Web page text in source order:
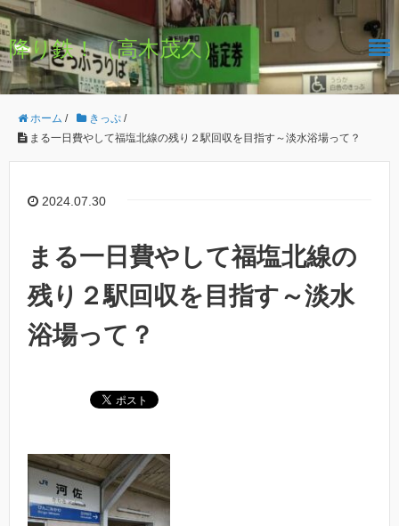
降り鉄！（高木茂久）
ホーム / きっぷ /
まる一日費やして福塩北線の残り２駅回収を目指す～淡水浴場って？
2024.07.30
まる一日費やして福塩北線の
残り２駅回収を目指す～淡水
浴場って？